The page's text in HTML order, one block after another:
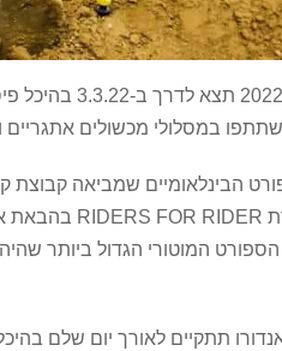
במסלולי מכשולים
הבינלאומיים שמביאה
הספורט המוטורי הגדול ביותר
תתקיים לאורך יום שלם